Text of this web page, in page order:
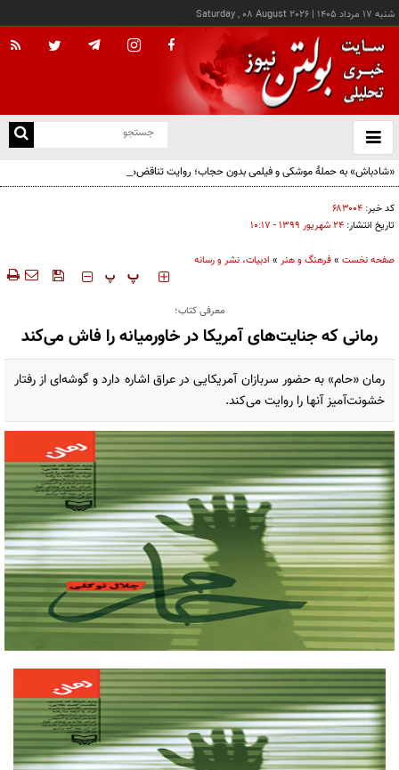
شنبه ۱۷ مرداد ۱۴۰۵ |
Saturday , 08 August 2026
باز
و
«شادباش» به حملۀ موشکی و فیلمی بدون حجاب؛ روایت تناقض‌های محسن قرایی
کد خبر: ۶۸۳۰۰۴
تاریخ انتشار: ۲۴ شهريور ۱۳۹۹ - ۱۰:۱۷
صفحه نخست »فرهنگ و هنر » ادبیات، نشر و رسانه
‍‍‍ پ پ
معرفی کتاب؛
رمانی که جنایت‌های آمریکا در خاورمیانه را فاش می‌کند
رمان «حام» به حضور سربازان آمریکایی در عراق اشاره دارد و گوشه‌ای از رفتار
خشونت‌آمیز آنها را روایت می‌کند.